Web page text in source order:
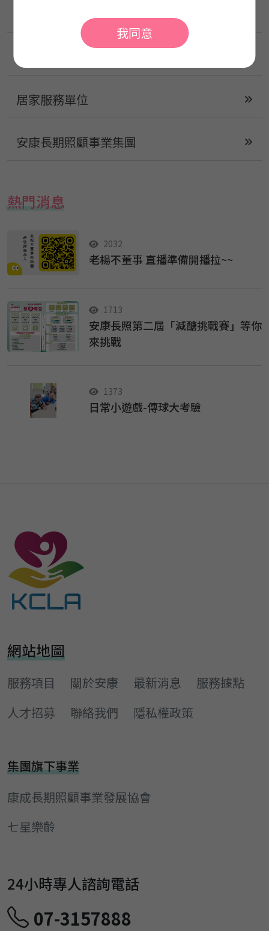
新禾康養護之家
居家服務單位
安康長期照顧事業集團
熱門消息
2032
老楊不董事 直播準備開播拉~~
1713
安康長照第二屆「減醣挑戰賽」等你
來挑戰
1373
日常小遊戲-傳球大考驗
網站地圖
服務項目 關於安康 最新消息
服務據點
人才招募
聯絡我們 隱私權政策
集團旗下事業
康成長期照顧事業發展協會
七星樂齡
24小時專人諮詢電話
07-3157888
我同意